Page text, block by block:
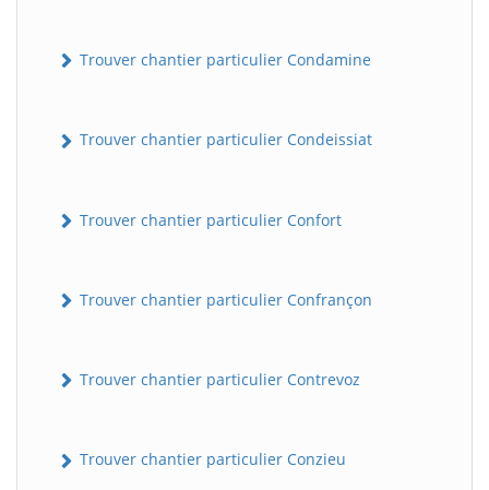
Trouver chantier particulier Condamine
Trouver chantier particulier Condeissiat
Trouver chantier particulier Confort
Trouver chantier particulier Confrançon
Trouver chantier particulier Contrevoz
Trouver chantier particulier Conzieu